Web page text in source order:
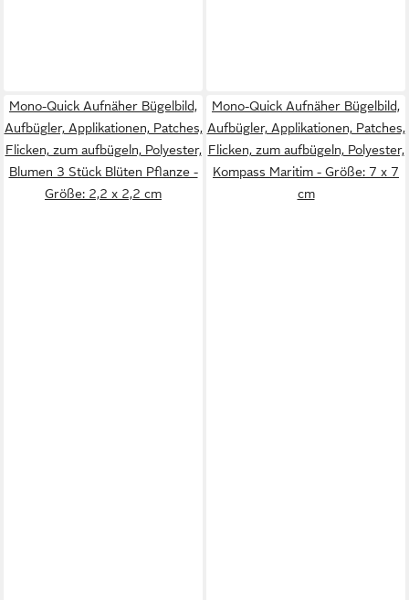
Mono-Quick Aufnäher Bügelbild,
Aufbügler, Applikationen, Patches,
Flicken, zum aufbügeln, Polyester,
Blumen 3 Stück Blüten Pflanze -
Größe: 2,2 x 2,2 cm
Mono-Quick Aufnäher Bügelbild,
Aufbügler, Applikationen, Patches,
Flicken, zum aufbügeln, Polyester,
Kompass Maritim - Größe: 7 x 7
cm